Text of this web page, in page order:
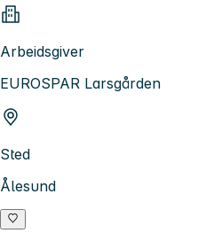
Arbeidsgiver
EUROSPAR Larsgården
Sted
Ålesund